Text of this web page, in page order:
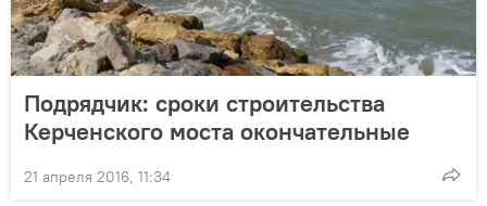
Подрядчик: сроки строительства
Керченского моста окончательные
21 апреля 2016, 11:34